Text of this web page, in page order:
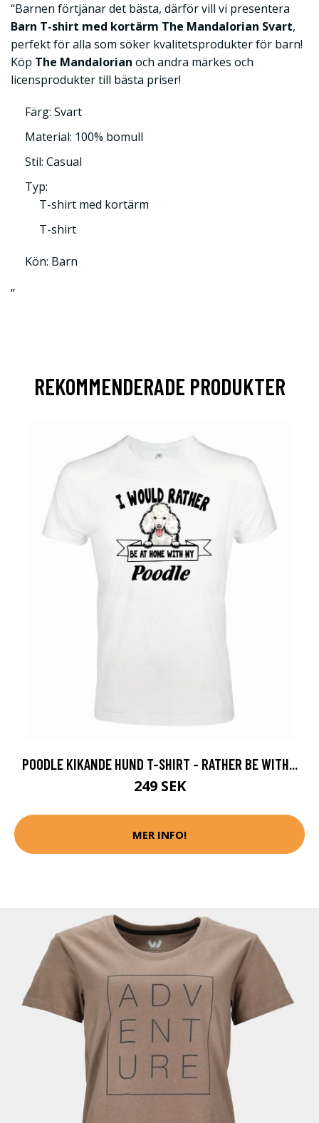
“Barnen förtjänar det bästa, därför vill vi presentera
Barn T-shirt med kortärm The Mandalorian Svart,
perfekt för alla som söker kvalitetsprodukter för barn!
Köp The Mandalorian och andra märkes och
licensprodukter till bästa priser!
Färg: Svart
Material: 100% bomull
Stil: Casual
Typ:
T-shirt med kortärm
T-shirt
Kön: Barn
”
REKOMMENDERADE PRODUKTER
POODLE KIKANDE HUND T-SHIRT - RATHER BE WITH...
249 SEK
MER INFO!